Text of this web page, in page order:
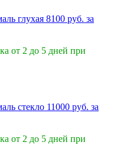
8100 руб. за
от 2 до 5 дней при
11000 руб. за
от 2 до 5 дней при